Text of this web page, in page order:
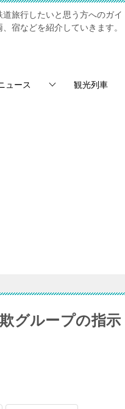
道旅行したいと思う方へのガ
、宿などを紹介していきます。
ュース 観光列車
グループの指示